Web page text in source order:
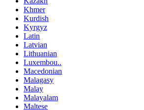
Khmer
Kurdish
Kyrgyz
Latin
Latvian
Lithuanian
Luxembou..
Macedonian
Malagasy
Malay
Malayalam
Maltese